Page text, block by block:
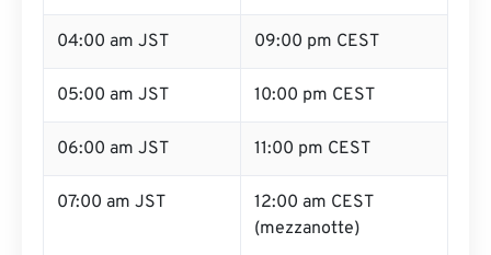
04:00 am JST 09:00 pm CEST
05:00 am JST 10:00 pm CEST
06:00 am JST 11:00 pm CEST
07:00 am JST
12:00 am CEST
(mezzanotte)